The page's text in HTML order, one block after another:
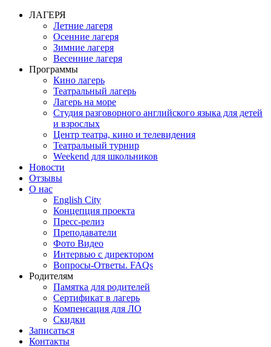
ЛАГЕРЯ
Летние лагеря
Осенние лагеря
Зимние лагеря
Весенние лагеря
Программы
Кино лагерь
Театральный лагерь
Лагерь на море
Студия разговорного английского языка для детей
и взрослых
Центр театра, кино и телевидения
Театральный турнир
Weekend для школьников
Новости
Отзывы
О нас
English City
Концепция проекта
Пресс-релиз
Преподаватели
Фото Видео
Интервью с директором
Вопросы-Ответы. FAQs
Родителям
Памятка для родителей
Сертификат в лагерь
Компенсация для ЛО
Скидки
Записаться
Контакты